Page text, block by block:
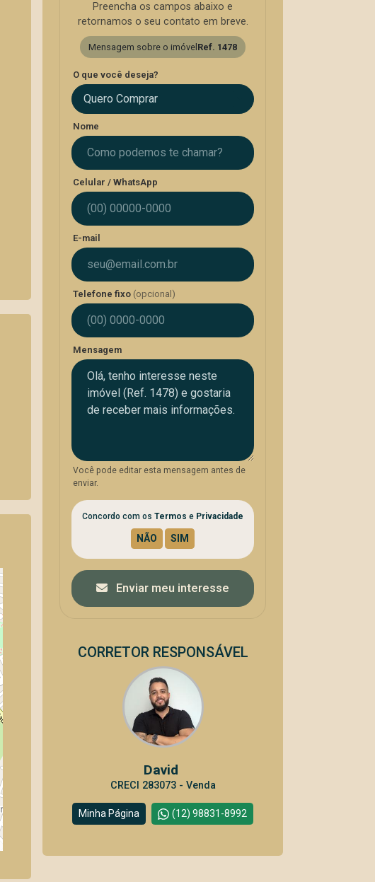
Preencha os campos abaixo e
retornamos o seu contato em breve.
Mensagem sobre o imóvel Ref. 1478
O que você deseja?
Quero Comprar
Nome
Celular / WhatsApp
E-mail
Telefone fixo (opcional)
Mensagem
Você pode editar esta mensagem antes de
enviar.
Concordo com os Termos e Privacidade
Enviar meu interesse
CORRETOR RESPONSÁVEL
David
CRECI 283073 - Venda
Minha Página (12) 98831-8992